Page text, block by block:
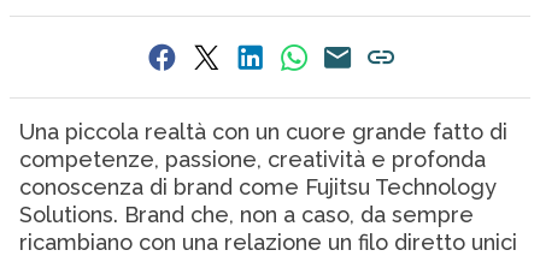
Una piccola realtà con un cuore grande fatto di
competenze, passione, creatività e profonda
conoscenza di brand come Fujitsu Technology
Solutions. Brand che, non a caso, da sempre
ricambiano con una relazione un filo diretto unici